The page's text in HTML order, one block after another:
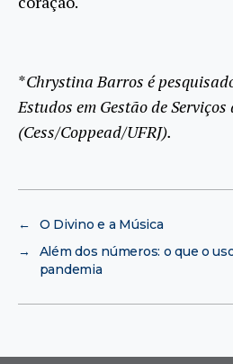
*Chrystina Barros é
Estudos em Gestão de Serviços
(Cess/Coppead/UFRJ).
←
O Divino e a Música
→
Além dos números: o que o
pandemia